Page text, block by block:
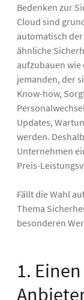
Bedenken zur
Cloud sind
automatisch der
ähnliche
aufzubauen
jemanden, der
Know-how,
Updates,
werden.
Unternehmen
Preis-
Fällt die Wahl
Thema
besonderen
1.